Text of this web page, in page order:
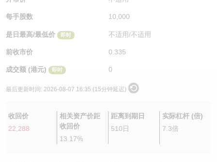
每手股数 10,000
是日最高/最低价 即时 不适用/不适用
前收市价 0.335
成交额 (港元) 即时 0
最后更新时间: 2026-08-07 16:35 (15分钟延迟)
收回价
22,288
相关资产价距
收回价
13.17%
距离到期日
510日
实际杠杆 (倍)
7.3倍
认股证速算机
认股证/牛熊证日志
认股证文件及公告
已收回牛熊证剩余价值
牛熊证到期结算价查找
牛熊证分析仪
牛熊证文件及公告
三十大平均引伸波幅
相关资产沽空
中资ETFs溢价比较
AH 股价对照
认股证牛熊证常问问题